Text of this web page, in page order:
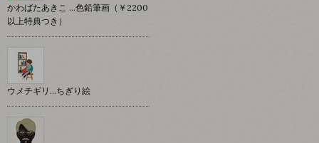
かわばたあきこ …色鉛筆画（￥2200
以上特典つき）
ウメチギリ…ちぎり絵